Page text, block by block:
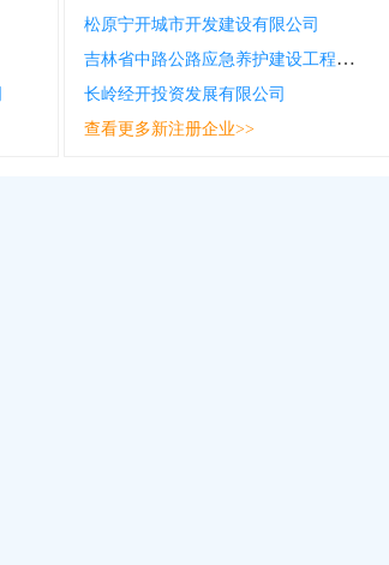
松原宁开城市开发建设有限公司
吉林省中路公路应急养护建设工程有限公司
长岭经开投资发展有限公司
查看更多新注册企业>>